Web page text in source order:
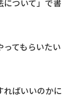
について」で書
ってもらいたい
ればいいのかに